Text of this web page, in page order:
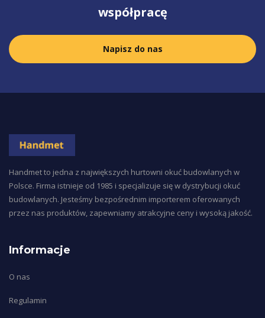
współpracę
Napisz do nas
Handmet to jedna z największych hurtowni okuć budowlanych w
Polsce. Firma istnieje od 1985 i specjalizuje się w dystrybucji okuć
budowlanych. Jesteśmy bezpośrednim importerem oferowanych
przez nas produktów, zapewniamy atrakcyjne ceny i wysoką jakość.
Informacje
O nas
Regulamin